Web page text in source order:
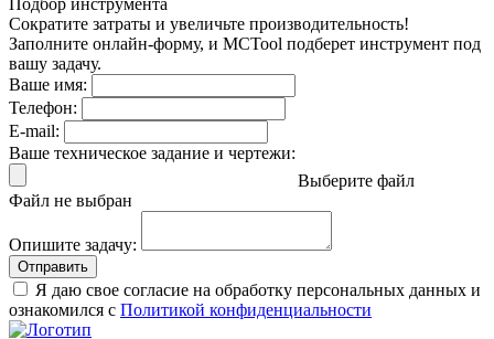
Подбор инструмента
Сократите затраты и увеличьте производительность!
Заполните онлайн-форму, и MCTool подберет инструмент под
вашу задачу.
Ваше имя:
Телефон:
E-mail:
Ваше техническое задание и чертежи:
Выберите файл
Файл не выбран
Опишите задачу:
Отправить
Я даю свое согласие на обработку персональных данных и
ознакомился с Политикой конфиденциальности